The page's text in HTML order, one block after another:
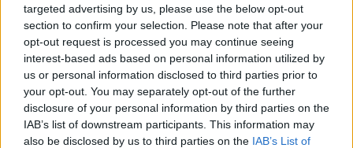
targeted advertising by us, please use the below opt-out
section to confirm your selection. Please note that after your
opt-out request is processed you may continue seeing
interest-based ads based on personal information utilized by
us or personal information disclosed to third parties prior to
your opt-out. You may separately opt-out of the further
disclosure of your personal information by third parties on the
IAB’s list of downstream participants. This information may
also be disclosed by us to third parties on the IAB’s List of
Media
EUROVISION 2026
ΝΙΚΟΣ ΜΑΝΕΣΗΣ
Share:
Ακολουθήστε το Νewsit.gr στο Google News
ενημερωθείτε πρώτοι για όλη την ειδησεογραφία και τα
τελευταία νέατης ημέρας